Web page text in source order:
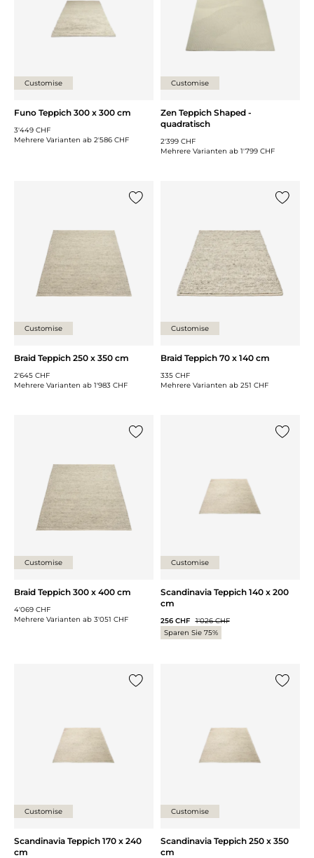
Customise
Funo Teppich 300 x 300 cm
3'449 CHF
Mehrere Varianten ab 2'586 CHF
Customise
Zen Teppich Shaped -
quadratisch
2'399 CHF
Mehrere Varianten ab 1'799 CHF
Customise
Braid Teppich 250 x 350 cm
2'645 CHF
Mehrere Varianten ab 1'983 CHF
Customise
Braid Teppich 70 x 140 cm
335 CHF
Mehrere Varianten ab 251 CHF
Customise
Braid Teppich 300 x 400 cm
4'069 CHF
Mehrere Varianten ab 3'051 CHF
Customise
Scandinavia Teppich 140 x 200
cm
256 CHF 1'026 CHF
Sparen Sie 75%
Customise
Scandinavia Teppich 170 x 240
cm
Customise
Scandinavia Teppich 250 x 350
cm